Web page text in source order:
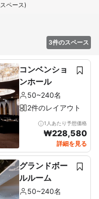
ペース)
3件のスペース
コンベンショ
ンホール
50~240名
2件のレイアウト
1人あたり予想価格
₩228,580
詳細を見る
グランドボー
ルルーム
50~240名